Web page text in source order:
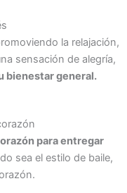
la relajación,
sensación de alegría,
bienestar general.
para entregar
sea el estilo de baile,